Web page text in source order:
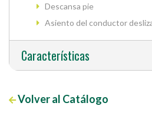
Descansa pie
Asiento del conductor
Características
Volver al Catálogo